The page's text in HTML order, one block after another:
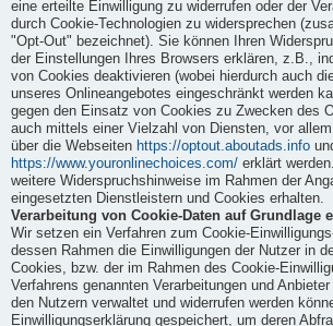
eine erteilte Einwilligung zu widerrufen oder der
durch Cookie-Technologien zu widersprechen
"Opt-Out" bezeichnet). Sie können Ihren
der Einstellungen Ihres Browsers erklären, z.B.,
von Cookies deaktivieren (wobei hierdurch auch
unseres Onlineangebotes eingeschränkt werden
gegen den Einsatz von Cookies zu Zwecken des
auch mittels einer Vielzahl von Diensten, vor
über die Webseiten https://optout.aboutads.info
https://www.youronlinechoices.com/ erklärt
weitere Widerspruchshinweise im Rahmen der
eingesetzten Dienstleistern und Cookies erhalten.
Verarbeitung von Cookie-Daten auf Grundlage
Wir setzen ein Verfahren zum Cookie-
dessen Rahmen die Einwilligungen der Nutzer in
Cookies, bzw. der im Rahmen des Cookie-
Verfahrens genannten Verarbeitungen und
den Nutzern verwaltet und widerrufen werden
Einwilligungserklärung gespeichert, um deren